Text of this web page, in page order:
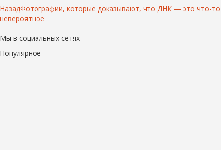
НазадФотографии, которые доказывают, что ДНК — это что-то
невероятное
Мы в социальных сетях
Популярное